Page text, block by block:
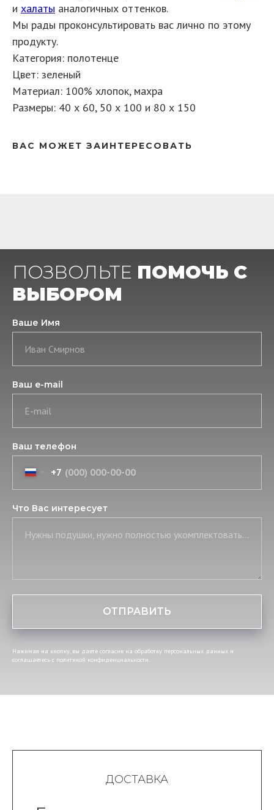
и халаты аналогичных оттенков.
Мы рады проконсультировать вас лично по этому
продукту.
Категория: полотенце
Цвет: зеленый
Материал: 100% хлопок, махра
Размеры: 40 х 60, 50 х 100 и 80 х 150​
ВАС МОЖЕТ ЗАИНТЕРЕСОВАТЬ
ПОЗВОЛЬТЕ ПОМОЧЬ С
ВЫБОРОМ
Ваше Имя
Иван Смирнов
Ваш e-mail
E-mail
Ваш телефон
+7
Что Вас интересует
Нужны подушки, нужно полностью укомплектовать постель, нужны скатерть и салфетки
ОТПРАВИТЬ
Нажимая на кнопку, вы даете согласие на обработку персональных данных и
соглашаетесь c политикой конфиденциальности.
ДОСТАВКА